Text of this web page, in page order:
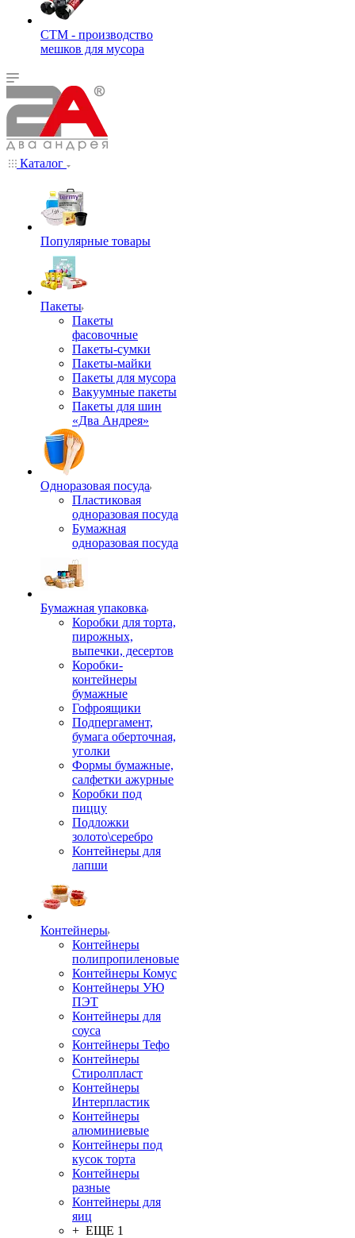
СТМ - производство
мешков для мусора
Каталог
Популярные товары
Пакеты
Пакеты
фасовочные
Пакеты-сумки
Пакеты-майки
Пакеты для мусора
Вакуумные пакеты
Пакеты для шин
«Два Андрея»
Одноразовая посуда
Пластиковая
одноразовая посуда
Бумажная
одноразовая посуда
Бумажная упаковка
Коробки для торта,
пирожных,
выпечки, десертов
Коробки-
контейнеры
бумажные
Гофроящики
Подпергамент,
бумага оберточная,
уголки
Формы бумажные,
салфетки ажурные
Коробки под
пиццу
Подложки
золото\серебро
Контейнеры для
лапши
Контейнеры
Контейнеры
полипропиленовые
Контейнеры Комус
Контейнеры УЮ
ПЭТ
Контейнеры для
соуса
Контейнеры Тефо
Контейнеры
Стиролпласт
Контейнеры
Интерпластик
Контейнеры
алюминиевые
Контейнеры под
кусок торта
Контейнеры
разные
Контейнеры для
яиц
+ ЕЩЕ 1